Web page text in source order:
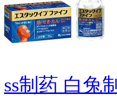
ss制药 白兔